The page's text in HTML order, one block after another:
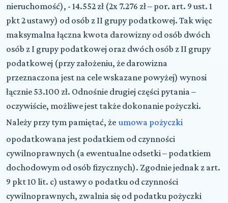
nieruchomość), - 14.552 zł (2x 7.276 zł – por. art. 9 ust. 1
pkt 2 ustawy) od osób z II grupy podatkowej. Tak więc
maksymalna łączna kwota darowizny od osób dwóch
osób z I grupy podatkowej oraz dwóch osób z II grupy
podatkowej (przy założeniu, że darowizna
przeznaczona jest na cele wskazane powyżej) wynosi
łącznie 53.100 zł. Odnośnie drugiej części pytania –
oczywiście, możliwe jest także dokonanie pożyczki.
Należy przy tym pamiętać, że umowa pożyczki
opodatkowana jest podatkiem od czynności
cywilnoprawnych (a ewentualne odsetki – podatkiem
dochodowym od osób fizycznych). Zgodnie jednak z art.
9 pkt 10 lit. c) ustawy o podatku od czynności
cywilnoprawnych, zwalnia się od podatku pożyczki